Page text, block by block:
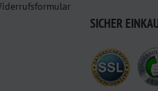
SICHER